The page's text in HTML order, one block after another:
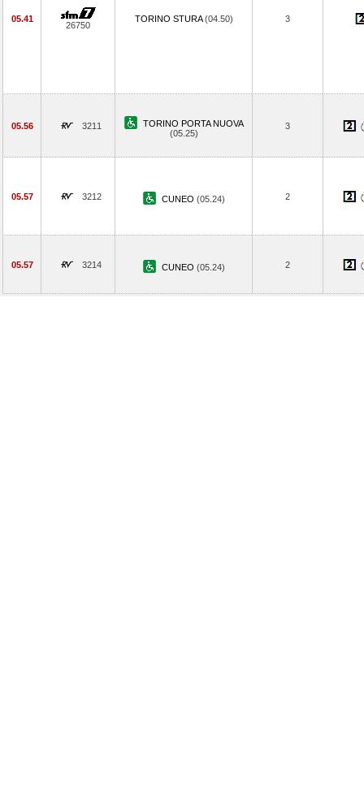
05.41
26750
TORINO STURA(04.50) 3
05.56 3211
TORINO PORTA NUOVA
(05.25)
3
05.57 3212 CUNEO (05.24) 2
05.57 3214 CUNEO (05.24) 2